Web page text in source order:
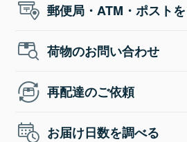
郵便局・ATM・ポスト
荷物のお問い合わせ
再配達のご依頼
お届け日数を調べる